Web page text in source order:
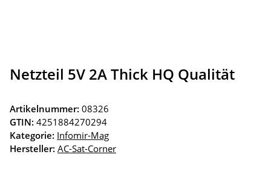
Netzteil 5V 2A Thick HQ Qualität
Artikelnummer: 08326
GTIN: 4251884270294
Kategorie: Infomir-Mag
Hersteller: AC-Sat-Corner